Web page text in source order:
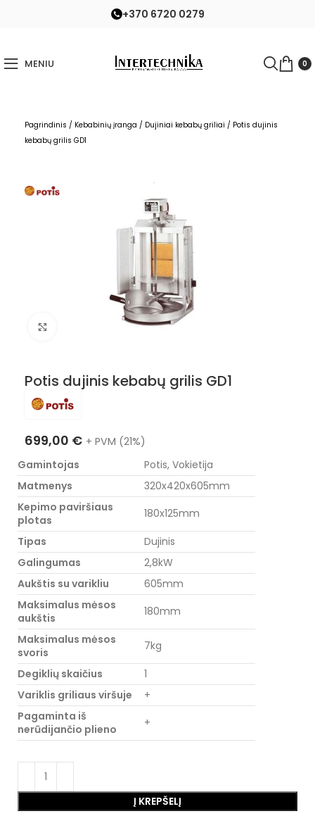
+370 6720 0279
MENIU 0
Pagrindinis / Kebabinių įranga / Dujiniai kebabų griliai / Potis dujinis
kebabų grilis GD1
Nuotraukos padidinimas
Potis dujinis kebabų grilis GD1
699,00 € + PVM (21%)
Gamintojas
Potis, Vokietija
Matmenys
320x420x605mm
Kepimo paviršiaus
plotas
180x125mm
Tipas
Dujinis
Galingumas
2,8kW
Aukštis su varikliu
605mm
Maksimalus mėsos
aukštis
180mm
Maksimalus mėsos
svoris
7kg
Degiklių skaičius
1
Variklis griliaus viršuje
+
Pagaminta iš
nerūdijančio plieno
+
Į KREPŠELĮ